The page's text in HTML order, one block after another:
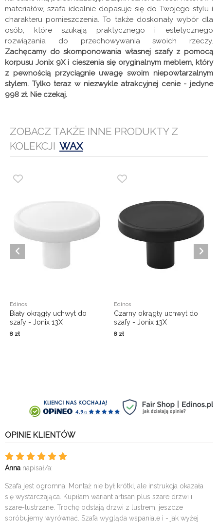
materiałów, szafa idealnie dopasuje się do Twojego stylu i
charakteru pomieszczenia. To także doskonały wybór dla
osób, które szukają praktycznego i estetycznego
rozwiązania do przechowywania swoich rzeczy.
Zachęcamy do skomponowania własnej szafy z pomocą
korpusu Jonix 9X i cieszenia się oryginalnym meblem, który
z pewnością przyciągnie uwagę swoim niepowtarzalnym
stylem. Tylko teraz w niezwykle atrakcyjnej cenie - jedyne
998 zł. Nie czekaj.
ZOBACZ TAKŻE INNE PRODUKTY Z
KOLEKCJI WAX
Edinos
Biały okrągły uchwyt do
szafy - Jonix 13X
8 zł
Edinos
Czarny okrągły uchwyt do
szafy - Jonix 13X
8 zł
OPINIE KLIENTÓW
Anna napisał/a:
Szafa jest ogromna. Montaż nie był krótki, ale instrukcja okazała
się wystarczająca. Kupiłam wariant artisan plus szare drzwi i
szare-lustrzane. Trochę odstają drzwi z lustrem, jeszcze
spróbujemy wyrównać. Szafa wygląda wspaniale i - jak wyżej